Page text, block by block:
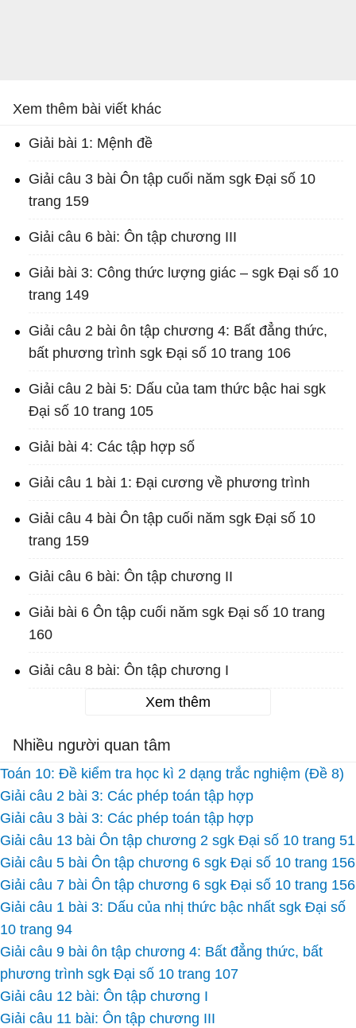
Xem thêm bài viết khác
Giải bài 1: Mệnh đề
Giải câu 3 bài Ôn tập cuối năm sgk Đại số 10
trang 159
Giải câu 6 bài: Ôn tập chương III
Giải bài 3: Công thức lượng giác – sgk Đại số 10
trang 149
Giải câu 2 bài ôn tập chương 4: Bất đẳng thức,
bất phương trình sgk Đại số 10 trang 106
Giải câu 2 bài 5: Dấu của tam thức bậc hai sgk
Đại số 10 trang 105
Giải bài 4: Các tập hợp số
Giải câu 1 bài 1: Đại cương về phương trình
Giải câu 4 bài Ôn tập cuối năm sgk Đại số 10
trang 159
Giải câu 6 bài: Ôn tập chương II
Giải bài 6 Ôn tập cuối năm sgk Đại số 10 trang
160
Giải câu 8 bài: Ôn tập chương I
Xem thêm
Nhiều người quan tâm
Toán 10: Đề kiểm tra học kì 2 dạng trắc nghiệm (Đề 8)
Giải câu 2 bài 3: Các phép toán tập hợp
Giải câu 3 bài 3: Các phép toán tập hợp
Giải câu 13 bài Ôn tập chương 2 sgk Đại số 10 trang 51
Giải câu 5 bài Ôn tập chương 6 sgk Đại số 10 trang 156
Giải câu 7 bài Ôn tập chương 6 sgk Đại số 10 trang 156
Giải câu 1 bài 3: Dấu của nhị thức bậc nhất sgk Đại số
10 trang 94
Giải câu 9 bài ôn tập chương 4: Bất đẳng thức, bất
phương trình sgk Đại số 10 trang 107
Giải câu 12 bài: Ôn tập chương I
Giải câu 11 bài: Ôn tập chương III